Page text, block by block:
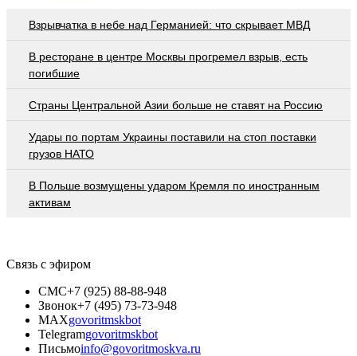
Взрывчатка в небе над Германией: что скрывает МВД
В ресторане в центре Москвы прогремел взрыв, есть
погибшие
Страны Центральной Азии больше не ставят на Россию
Удары по портам Украины поставили на стоп поставки
грузов НАТО
В Польше возмущены ударом Кремля по иностранным
активам
Связь с эфиром
СМС+7 (925) 88-88-948
Звонок+7 (495) 73-73-948
MAXgovoritmskbot
Telegramgovoritmskbot
Письмоinfo@govoritmoskva.ru